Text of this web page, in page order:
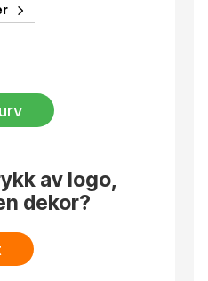
av logo,
dekor?